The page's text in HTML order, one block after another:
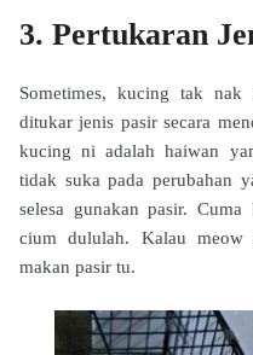
3. Pertukaran
Sometimes, kucing tak nak
ditukar jenis pasir secara
kucing ni adalah haiwan
tidak suka pada perubahan
selesa gunakan pasir.
cium dululah. Kalau meow
makan pasir tu.